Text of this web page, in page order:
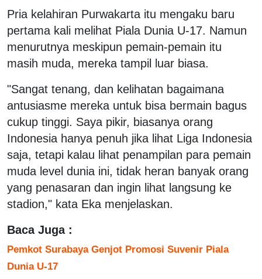
Pria kelahiran Purwakarta itu mengaku baru
pertama kali melihat Piala Dunia U-17. Namun
menurutnya meskipun pemain-pemain itu
masih muda, mereka tampil luar biasa.
"Sangat tenang, dan kelihatan bagaimana
antusiasme mereka untuk bisa bermain bagus
cukup tinggi. Saya pikir, biasanya orang
Indonesia hanya penuh jika lihat Liga Indonesia
saja, tetapi kalau lihat penampilan para pemain
muda level dunia ini, tidak heran banyak orang
yang penasaran dan ingin lihat langsung ke
stadion," kata Eka menjelaskan.
Baca Juga :
Pemkot Surabaya Genjot Promosi Suvenir Piala
Dunia U-17